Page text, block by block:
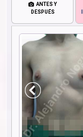
ANTES Y
DESPUÉS